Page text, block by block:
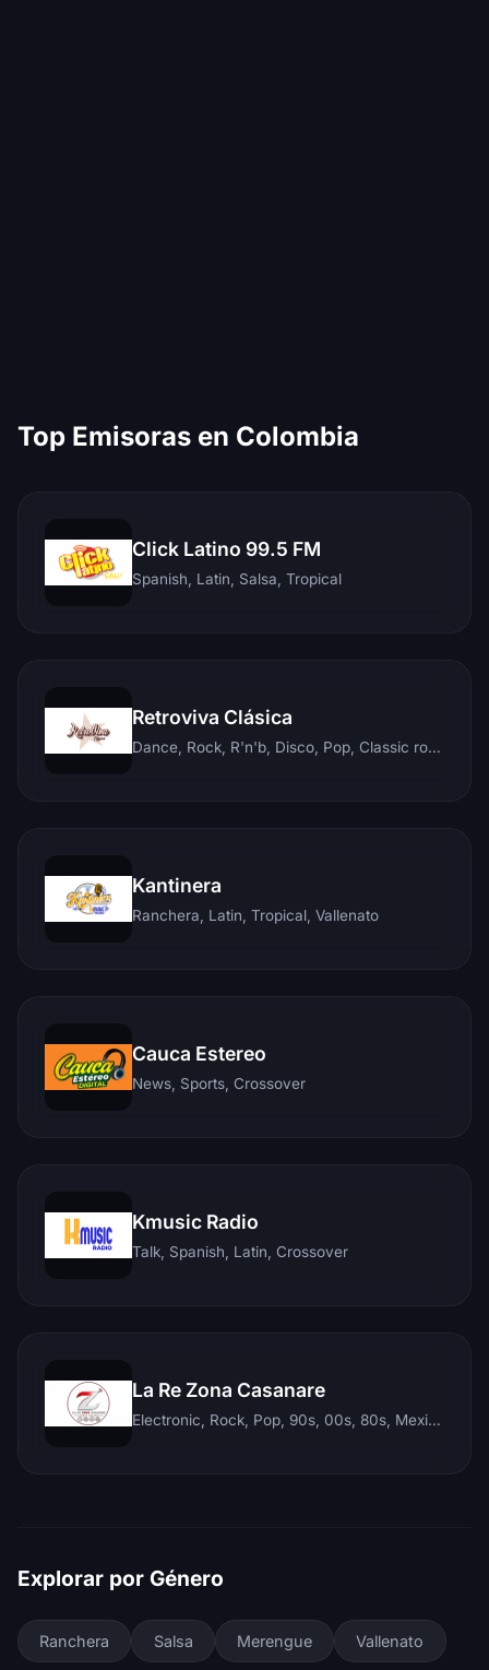
Top Emisoras en Colombia
Click Latino 99.5 FM
Spanish, Latin, Salsa, Tropical
Retroviva Clásica
Dance, Rock, R'n'b, Disco, Pop, Classic rock, Techno, Reggae
Kantinera
Ranchera, Latin, Tropical, Vallenato
Cauca Estereo
News, Sports, Crossover
Kmusic Radio
Talk, Spanish, Latin, Crossover
La Re Zona Casanare
Electronic, Rock, Pop, 90s, 00s, 80s, Mexican, Ranchera, Reggaeton, Instrumental, Salsa, Merengue, Tropical, Romantic, Vallenato, Llanera
Explorar por Género
Ranchera Salsa Merengue Vallenato